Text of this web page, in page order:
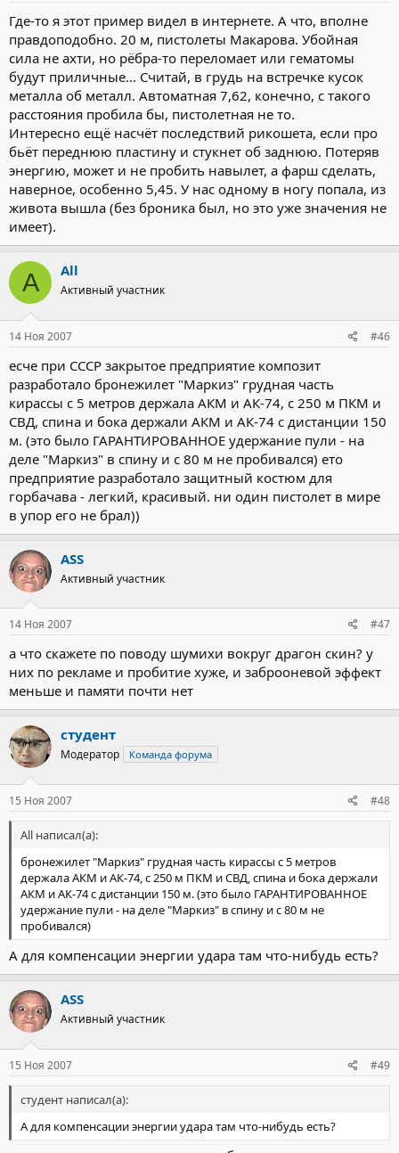
Где-то я этот пример видел в интернете. А что, вполне
правдоподобно. 20 м, пистолеты Макарова. Убойная
сила не ахти, но рёбра-то переломает или гематомы
будут приличные... Считай, в грудь на встречке кусок
металла об металл. Автоматная 7,62, конечно, с такого
расстояния пробила бы, пистолетная не то.
Интересно ещё насчёт последствий рикошета, если про
бьёт переднюю пластину и стукнет об заднюю. Потеряв
энергию, может и не пробить навылет, а фарш сделать,
наверное, особенно 5,45. У нас одному в ногу попала, из
живота вышла (без броника был, но это уже значения не
имеет).
A All
Активный участник
14 Ноя 2007 #46
есче при СССР закрытое предприятие композит
разработало бронежилет "Маркиз" грудная часть
кирассы с 5 метров держала АКМ и АК-74, с 250 м ПКМ и
СВД, спина и бока держали АКМ и АК-74 с дистанции 150
м. (это было ГАРАНТИРОВАННОЕ удержание пули - на
деле "Маркиз" в спину и с 80 м не пробивался) ето
предприятие разработало защитный костюм для
горбачава - легкий, красивый. ни один пистолет в мире
в упор его не брал))
ASS
Активный участник
14 Ноя 2007 #47
а что скажете по поводу шумихи вокруг драгон скин? у
них по рекламе и пробитие хуже, и заброоневой эффект
меньше и памяти почти нет
студент
Модератор Команда форума
15 Ноя 2007 #48
All написал(а):
бронежилет "Маркиз" грудная часть кирассы с 5 метров
держала АКМ и АК-74, с 250 м ПКМ и СВД, спина и бока держали
АКМ и АК-74 с дистанции 150 м. (это было ГАРАНТИРОВАННОЕ
удержание пули - на деле "Маркиз" в спину и с 80 м не
пробивался)
А для компенсации энергии удара там что-нибудь есть?
ASS
Активный участник
15 Ноя 2007 #49
студент написал(а):
А для компенсации энергии удара там что-нибудь есть?